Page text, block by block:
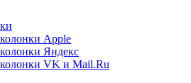
Apple
Яндекс
VK и Mail.Ru